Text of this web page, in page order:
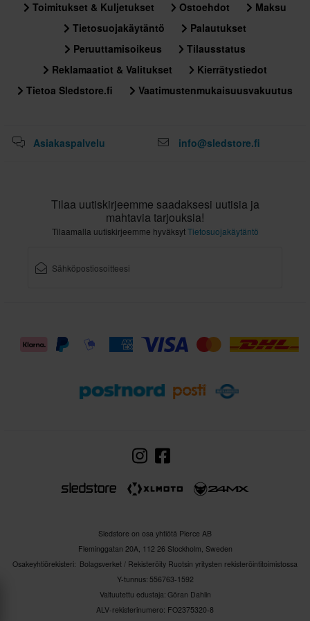
riippumatta
• Maksimoitu ilmanvaihto ja korkea lämmönsiirron taso useiden
ilmanotto- ja ilmanpoistoaukkojen ansiosta
• Visiiri on suunniteltu ohjaamaan ilmaa portteihin, mikä parantaa
• Hätäavausjärjestelmällä varustetut poskipalat.
• Honda SM5 -kypärän ECE versio painaa 1 350 grammaa ja on
Toimitukset & Kuljetukset Ostoehdot
Maksu
Tietosuojakäytäntö
Palautukset
Peruuttamisoikeus
Tilausstatus
Reklamaatiot & Valitukset
Kierrätystiedot
Tietoa Sledstore.fi
Vaatimustenmukaisuusvakuutus
Asiakaspalvelu info@sledstore.fi
Tilaa uutiskirjeemme saadaksesi uutisia ja
mahtavia tarjouksia!
Tilaamalla uutiskirjeemme hyväksytTietosuojakäytäntö
Sledstore on osa yhtiötä Pierce AB
Fleminggatan 20A, 112 26 Stockholm, Sweden
Osakeyhtiörekisteri: Bolagsverket / Rekisteröity Ruotsin yritysten rekisteröintitoimistossa
Y-tunnus: 556763-1592
Valtuutettu edustaja: Göran Dahlin
ALV-rekisterinumero: FO2375320-8